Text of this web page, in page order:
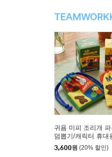
귀욤 미피 조리개 파
덤뽑기/캐릭터 휴대
가방
3,600원 (20% 할인)